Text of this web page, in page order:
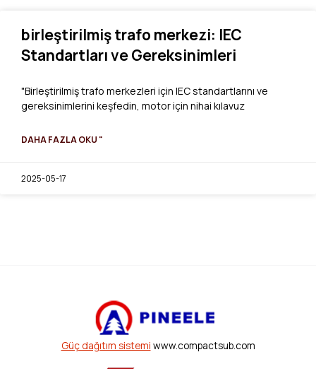
birleştirilmiş trafo merkezi: IEC
Standartları ve Gereksinimleri
"Birleştirilmiş trafo merkezleri için IEC standartlarını ve
gereksinimlerini keşfedin, motor için nihai kılavuz
DAHA FAZLA OKU "
2025-05-17
Güç dağıtım sistemi www.compactsub.com